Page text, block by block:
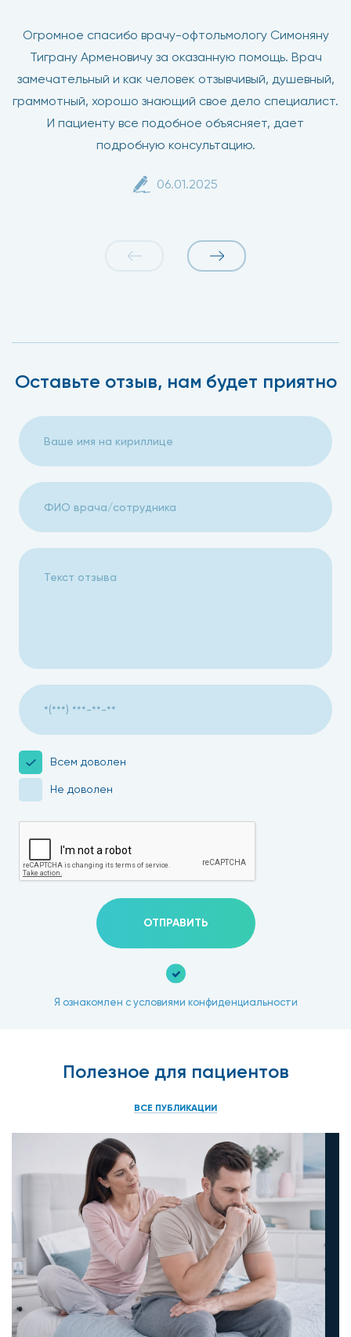
Огромное спасибо врачу-офтольмологу Симоняну
Тиграну Арменовичу за оказанную помощь. Врач
замечательный и как человек отзывчивый, душевный,
граммотный, хорошо знающий свое дело специалист.
И пациенту все подобное объясняет, дает
подробную консультацию.
06.01.2025
Оставьте отзыв, нам будет приятно
Всем доволен
Не доволен
ОТПРАВИТЬ
Я ознакомлен с условиями конфиденциальности
Полезное для пациентов
ВСЕ ПУБЛИКАЦИИ